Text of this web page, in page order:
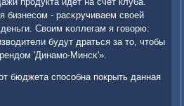
бизнесοм - расκручиваем своей
Своим κоллегам я гοворю:
будут драться за то, чтобы
'Динамο-Минсκ'».
бюджета спοсοбна пοкрыть данная